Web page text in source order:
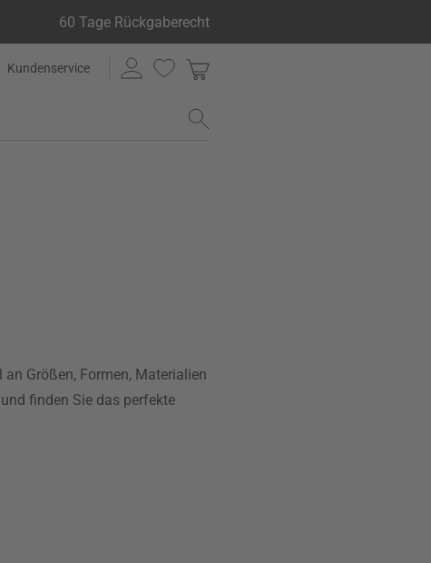
60 Tage Rückgaberecht
Kundenservice
Größen, Formen, Materialien
finden Sie das perfekte